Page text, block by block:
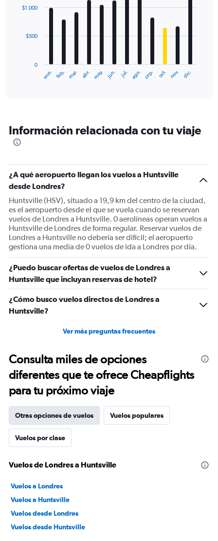
with
12
The
categories.
The
Y
axis
displaying
values.
Range:
0
to
1500.
ene. feb. mar. abr. may. jun. jul. ago. sep. oct. nov. dic.
0
$500
$1.000
Información relacionada con tu viaje
¿A qué aeropuerto llegan los vuelos a Huntsville
desde Londres?
Huntsville (HSV), situado a 19,9 km del centro de la ciudad,
es el aeropuerto desde el que se vuela cuando se reservan
vuelos de Londres a Huntsville. 0 aerolíneas operan vuelos a
Huntsville de Londres de forma regular. Reservar vuelos de
Londres a Huntsville no debería ser difícil; el aeropuerto
gestiona una media de 0 vuelos de ida a Londres por día.
¿Puedo buscar ofertas de vuelos de Londres a
Huntsville que incluyan reservas de hotel?
¿Cómo busco vuelos directos de Londres a
Huntsville?
Ver más preguntas frecuentes
Consulta miles de opciones
diferentes que te ofrece Cheapflights
para tu próximo viaje
Otras opciones de vuelos Vuelos populares
Vuelos por clase
Vuelos de Londres a Huntsville
Vuelos a Londres
Vuelos a Huntsville
Vuelos desde Londres
Vuelos desde Huntsville